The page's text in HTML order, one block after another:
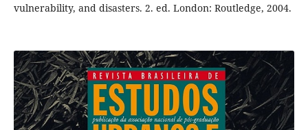
vulnerability, and disasters. 2. ed. London: Routledge, 2004.